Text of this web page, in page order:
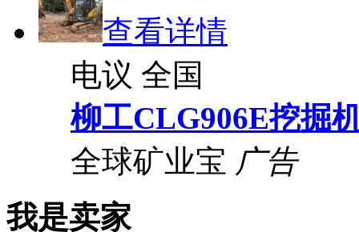
查看详情
电议 全国
柳工CLG906E挖掘
全球矿业宝 广告
我是卖家